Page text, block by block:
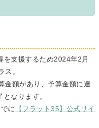
を支援するため2024年2月
。
金額があり、予算金額に達
なります。
に
【フラット35】公式サイ